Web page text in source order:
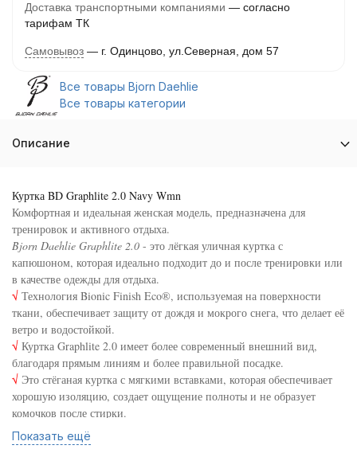
Доставка транспортными компаниями
согласно
тарифам ТК
Самовывоз г. Одинцово, ул.Северная, дом 57
Все товары Bjorn Daehlie
Все товары категории
Описание
Куртка BD Graphlite 2.0 Navy Wmn
Комфортная и идеальная женская модель, предназначена для
тренировок и активного отдыха.
Bjorn Daehlie Graphlite 2.0 - это лёгкая уличная куртка с
капюшоном, которая идеально подходит до и после тренировки или
в качестве одежды для отдыха.
√ Технология Bionic Finish Eco®, используемая на поверхности
ткани, обеспечивает защиту от дождя и мокрого снега, что делает её
ветро и водостойкой.
√ Куртка Graphlite 2.0 имеет более современный внешний вид,
благодаря прямым линиям и более правильной посадке.
√ Это стёганая куртка с мягкими вставками, которая обеспечивает
хорошую изоляцию, создает ощущение полноты и не образует
комочков после стирки.
√Высокий воротник и фигурный капюшон обеспечивают
дополнительное тепло и комфорт.
Показать ещё